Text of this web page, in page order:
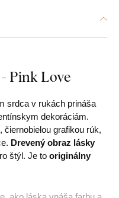
Pink Love
srdca v rukách prináša
dekoráciám.
čiernobielou grafikou rúk,
Drevený obraz lásky
štýl. Je to originálny